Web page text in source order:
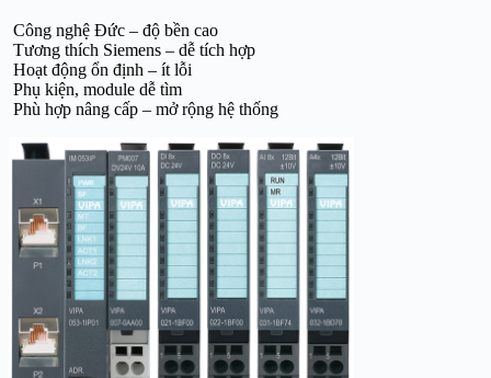
Công nghệ Đức – độ bền cao
Tương thích Siemens – dễ tích hợp
Hoạt động ổn định – ít lỗi
Phụ kiện, module dễ tìm
Phù hợp nâng cấp – mở rộng hệ thống